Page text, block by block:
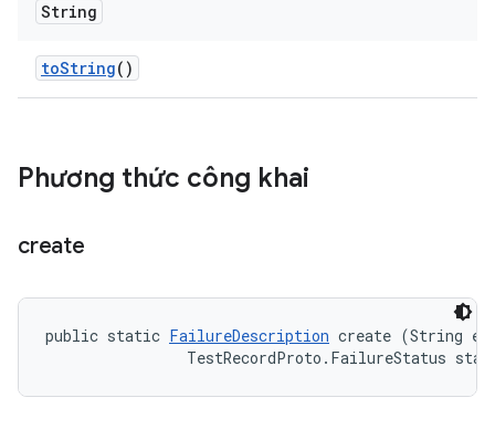
String
toString()
Phương thức công khai
create
public static FailureDescription create (String
TestRecordProto.FailureStatus